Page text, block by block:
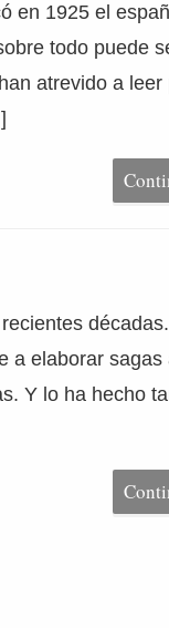
en 1925 el
todo puede
atrevido a
a elaborar sagas
Y lo ha hecho